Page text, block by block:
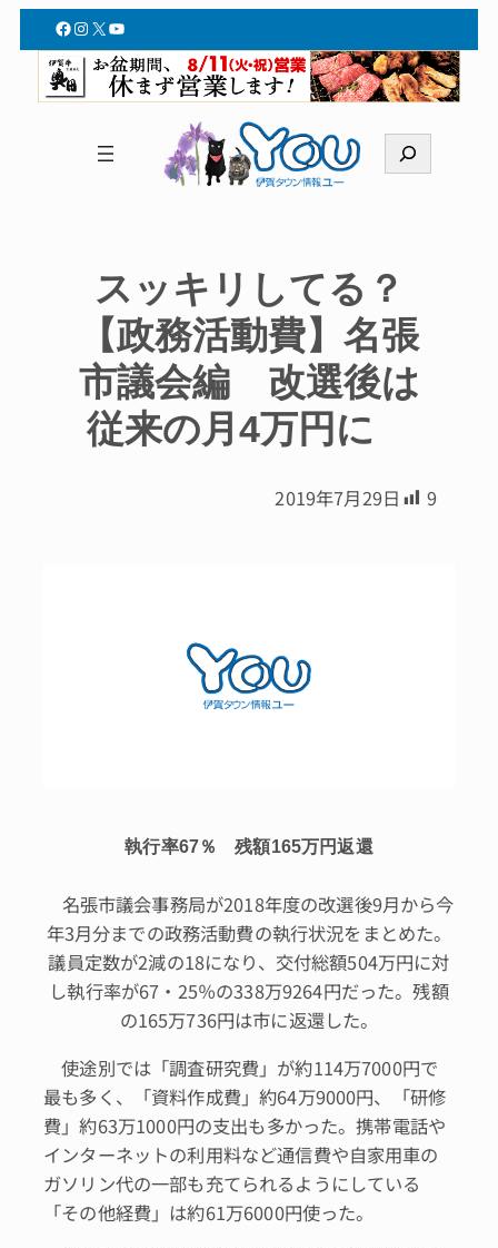
Facebook
Instagram
X YouTube
索
スッキリしてる？
【政務活動費】名張
市議会編 改選後は
従来の月4万円に
2019年7月29日 9
執行率67％ 残額165万円返還
名張市議会事務局が2018年度の改選後9月から今
年3月分までの政務活動費の執行状況をまとめた。
議員定数が2減の18になり、交付総額504万円に対
し執行率が67・25％の338万9264円だった。残額
の165万736円は市に返還した。
使途別では「調査研究費」が約114万7000円で
最も多く、「資料作成費」約64万9000円、「研修
費」約63万1000円の支出も多かった。携帯電話や
インターネットの利用料など通信費や自家用車の
ガソリン代の一部も充てられるようにしている
「その他経費」は約61万6000円使った。